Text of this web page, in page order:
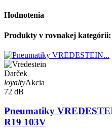
Hodnotenia
Produkty v rovnakej kategórii:
Darček
loyaltyAkcia
72 dB
Pneumatiky
R19 103V